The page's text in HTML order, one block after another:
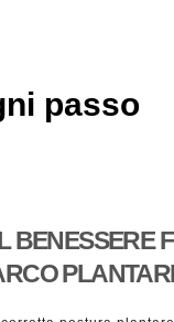
passo
BENESSERE